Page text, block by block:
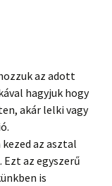
az adott
hagyjuk hogy
akár lelki vagy
az asztal
az egyszerű
is